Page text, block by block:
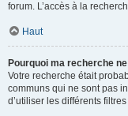
forum. L’accès à la
Haut
Pourquoi ma recherche
Votre recherche était
communs qui ne sont pas
d’utiliser les différents